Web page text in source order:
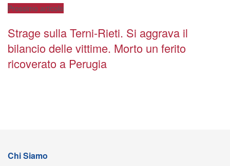
Prossimo articolo
Strage sulla Terni-Rieti. Si aggrava il
bilancio delle vittime. Morto un ferito
ricoverato a Perugia
Chi Siamo